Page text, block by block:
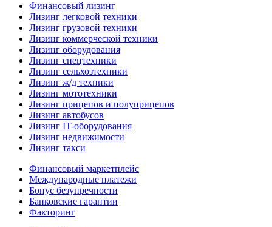
Финансовый лизинг
Лизинг легковой техники
Лизинг грузовой техники
Лизинг коммерческой техники
Лизинг оборудования
Лизинг спецтехники
Лизинг сельхозтехники
Лизинг ж/д техники
Лизинг мототехники
Лизинг прицепов и полуприцепов
Лизинг автобусов
Лизинг IT-оборудования
Лизинг недвижимости
Лизинг такси
Финансовый маркетплейс
Международные платежи
Бонус безупречности
Банковские гарантии
Факторинг